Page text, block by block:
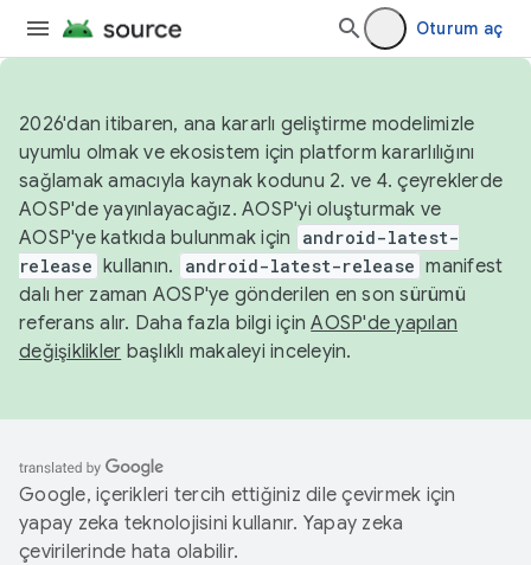
Oturum aç
2026'dan itibaren, ana kararlı geliştirme modelimizle
uyumlu olmak ve ekosistem için platform kararlılığını
sağlamak amacıyla kaynak kodunu 2. ve 4. çeyreklerde
AOSP'de yayınlayacağız. AOSP'yi oluşturmak ve
AOSP'ye katkıda bulunmak için
android-latest-
release kullanın. android-latest-release manifest
dalı her zaman AOSP'ye gönderilen en son sürümü
referans alır. Daha fazla bilgi içinAOSP'de yapılan
değişiklikler başlıklı makaleyi inceleyin.
Google, içerikleri tercih ettiğiniz dile çevirmek için
yapay zeka teknolojisini kullanır. Yapay zeka
çevirilerinde hata olabilir.